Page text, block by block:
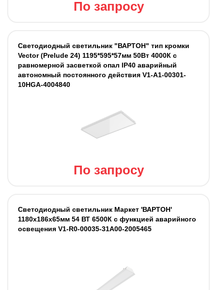
По запросу
Светодиодный светильник "ВАРТОН" тип кромки
Vector (Prelude 24) 1195*595*57мм 50Вт 4000К с
равномерной засветкой опал IP40 аварийный
автономный постоянного действия V1-A1-00301-
10HGA-4004840
По запросу
Светодиодный светильник Маркет 'ВАРТОН'
1180х186х65мм 54 ВТ 6500К с функцией аварийного
освещения V1-R0-00035-31A00-2005465